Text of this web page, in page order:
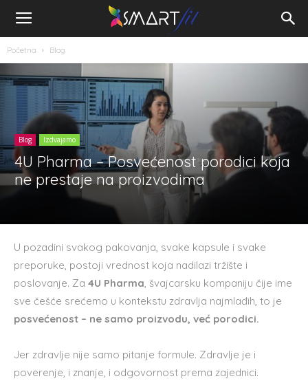
Početna Blog
Blog Izdvajamo
4U Pharma – Posvećenost porodici koja
ne prestaje na proizvodima
U pozadini svakog pakovanja, svake kapsule i svake
preporuke, postoji vrednost koja nadilazi tržište i
poslovanje. Za 4U Pharma, švajcarsku kompaniju čije ime
sve češće srećemo u kontekstu zdravlja najmlađih, to je
posvećenost – ne samo proizvodu, već porodici.
Jer zdravlje nije samo pitanje formule. Zdravlje je i
poverenje, i znanje, i odgovornost prema zajednici.